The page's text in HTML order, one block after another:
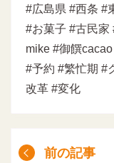
#広島県 #西条 #
#お菓子 #古民家
mike #御饌
#予約 #繁忙期 #
改革 #変化
前の記事